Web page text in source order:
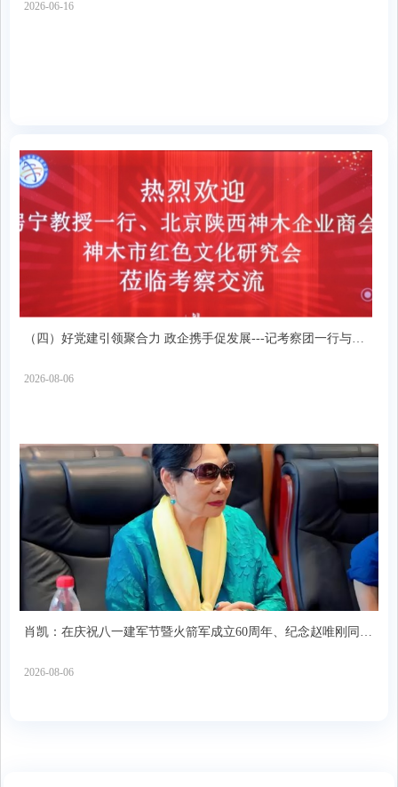
2026-06-16
（四）好党建引领聚合力 政企携手促发展---记考察团一行与商
2026-08-06
肖凯：在庆祝八一建军节暨火箭军成立60周年、纪念赵唯刚同志
2026-08-06